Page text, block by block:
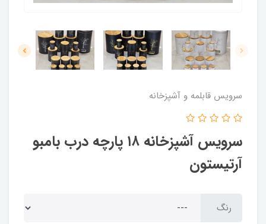
سرویس قابلمه و آشپزخانه
سرویس آشپزخانه ۱۸ پارچه درب بامبو
آرتیستون
رنگ